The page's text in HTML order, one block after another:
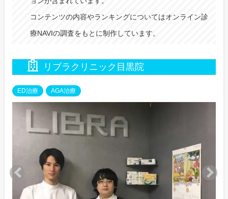
コンテンツの内容やランキングについてはオンライン診
療NAVIの調査をもとに制作しています。
リブラクリニック目黒院
ED治療 AGA治療